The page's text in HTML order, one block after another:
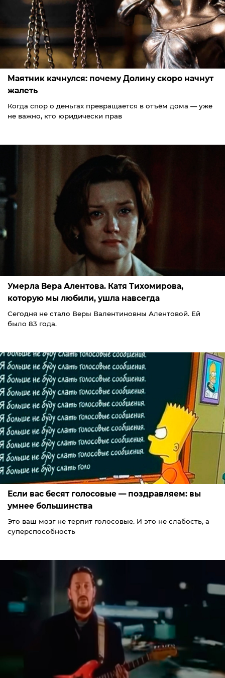
Маятник качнулся: почему Долину скоро начнут
жалеть
Когда спор о деньгах превращается в отъём дома — уже
не важно, кто юридически прав
Умерла Вера Алентова. Катя Тихомирова,
которую мы любили, ушла навсегда
Сегодня не стало Веры Валентиновны Алентовой. Ей
было 83 года.
Если вас бесят голосовые — поздравляем: вы
умнее большинства
Это ваш мозг не терпит голосовые. И это не слабость, а
суперспособность